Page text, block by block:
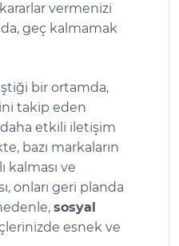
vermenizi
geç kalmamak
bir ortamda,
takip eden
daha etkili iletişim
bazı markaların
kalması ve
onları geri planda
sosyal
esnek ve